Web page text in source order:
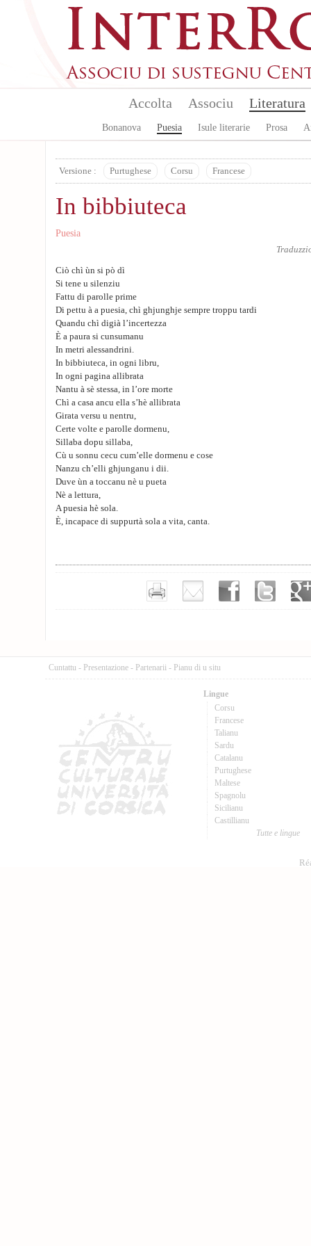
Accolta Associu Literatura
Bonanova Puesia Isule literarie Prosa
Versione : Purtughese Corsu Francese
In bibbiuteca
Puesia
Ciò chì ùn si pò dì
Si tene u silenziu
Fattu di parolle prime
Di pettu à a puesia, chì ghjunghje sempre troppu tardi
Quandu chì digià l’incertezza
È a paura si cunsumanu
In metri alessandrini.
In bibbiuteca, in ogni libru,
In ogni pagina allibrata
Nantu à sè stessa, in l’ore morte
Chì a casa ancu ella s’hè allibrata
Girata versu u nentru,
Certe volte e parolle dormenu,
Sillaba dopu sillaba,
Cù u sonnu cecu cum’elle dormenu e cose
Nanzu ch’elli ghjunganu i dii.
Duve ùn a toccanu nè u pueta
Nè a lettura,
A puesia hè sola.
È, incapace di suppurtà sola a vita, canta.
Cuntattu - Presentazione - Partenarii - Pianu di u situ
Lingue
Corsu
Francese
Talianu
Sardu
Catalanu
Purtughese
Maltese
Spagnolu
Sicilianu
Castillianu
Tutte e lingue